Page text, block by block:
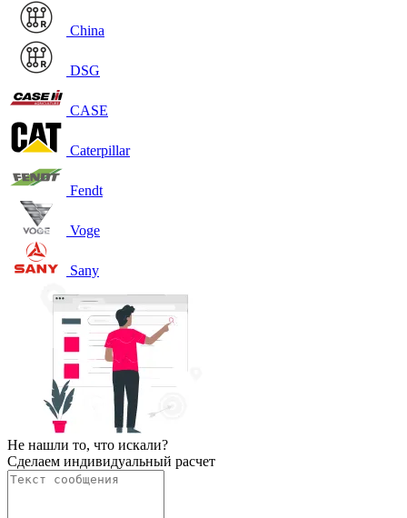
China
DSG
CASE
Caterpillar
Fendt
Voge
Sany
Не нашли то, что искали?
Сделаем индивидуальный расчет